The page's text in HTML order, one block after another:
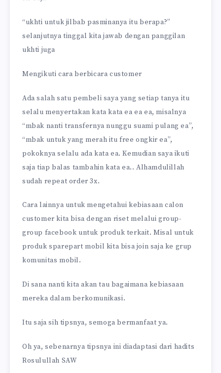
“ukhti untuk jilbab pasminanya itu berapa?”
selanjutnya tinggal kita jawab dengan panggilan
ukhti juga
Mengikuti cara berbicara customer
Ada salah satu pembeli saya yang setiap tanya itu
selalu menyertakan kata kata ea ea ea, misalnya
“mbak nanti transfernya nunggu suami pulang ea”,
“mbak untuk yang merah itu free ongkir ea”,
pokoknya selalu ada kata ea. Kemudian saya ikuti
saja tiap balas tambahin kata ea.. Alhamdulillah
sudah repeat order 3x.
Cara lainnya untuk mengetahui kebiasaan calon
customer kita bisa dengan riset melalui group-
group facebook untuk produk terkait. Misal untuk
produk sparepart mobil kita bisa join saja ke grup
komunitas mobil.
Di sana nanti kita akan tau bagaimana kebiasaan
mereka dalam berkomunikasi.
Itu saja sih tipsnya, semoga bermanfaat ya.
Oh ya, sebenarnya tipsnya ini diadaptasi dari hadits
Rosulullah SAW